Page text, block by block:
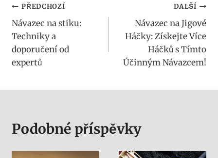
Navigace
pro
příspěvek
PŘEDCHOZÍ
Návazec na stiku:
Techniky a
doporučení od
expertů
DALŠÍ
Návazec na Jigové
Háčky: Získejte Více
Háčků s Tímto
Účinným Návazcem!
Podobné příspěvky